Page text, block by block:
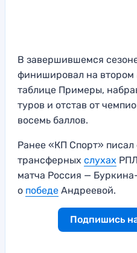
В завершившемся
финишировал на втором
таблице Примеры,
туров и отстав от
восемь баллов.
Ранее «КП Спорт» писал
трансферных слухах
матча Россия —
о победе Андреевой.
Подпишись